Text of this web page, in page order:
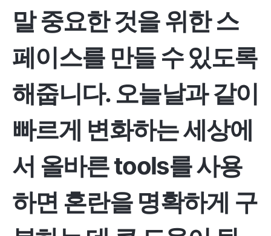
말 중요한 것을 위한 스
페이스를 만들 수 있도록
해줍니다. 오늘날과 같이
빠르게 변화하는 세상에
서 올바른 tools를 사용
하면 혼란을 명확하게 구